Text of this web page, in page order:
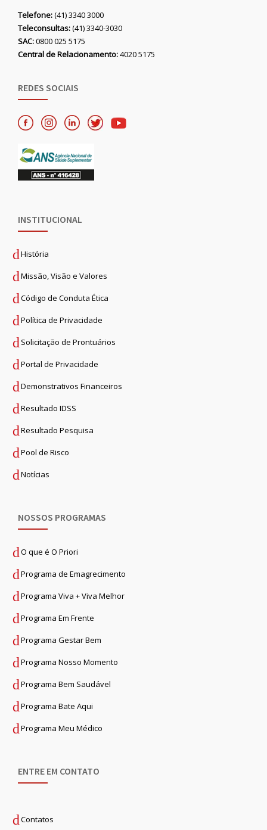
Telefone:(41) 3340 3000
Teleconsultas:(41) 3340-3030
SAC:0800 025 5175
Central de Relacionamento:4020 5175
REDES SOCIAIS
INSTITUCIONAL
História
Missão, Visão e Valores
Código de Conduta Ética
Política de Privacidade
Solicitação de Prontuários
Portal de Privacidade
Demonstrativos Financeiros
Resultado IDSS
Resultado Pesquisa
Pool de Risco
Notícias
NOSSOS PROGRAMAS
O que é O Priori
Programa de Emagrecimento
Programa Viva + Viva Melhor
Programa Em Frente
Programa Gestar Bem
Programa Nosso Momento
Programa Bem Saudável
Programa Bate Aqui
Programa Meu Médico
ENTRE EM CONTATO
Contatos